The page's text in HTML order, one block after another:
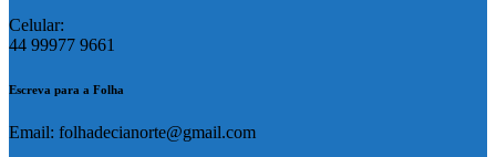
Celular:
44 99977 9661
Escreva para a Folha
Email: folhadecianorte@gmail.com